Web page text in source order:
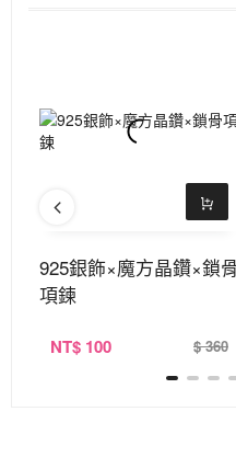
925銀飾×魔方晶鑽×鎖
項鍊
NT$ 100 $ 360